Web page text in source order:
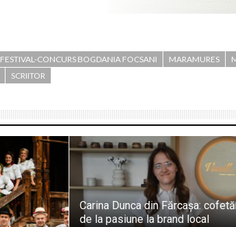
FESTIVAL-CONCURS BOGDANIA FOCSANI MARAMURES
SCRIITOR
Carina Dunca din Fărcașa:
de la pasiune la brand local